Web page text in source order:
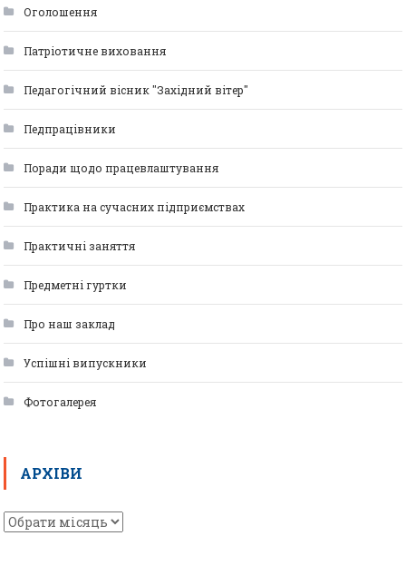
Оголошення
Патріотичне виховання
Педагогічний вісник "Західний вітер"
Педпрацівники
Поради щодо працевлаштування
Практика на сучасних підприємствах
Практичні заняття
Предметні гуртки
Про наш заклад
Успішні випускники
Фотогалерея
АРХІВИ